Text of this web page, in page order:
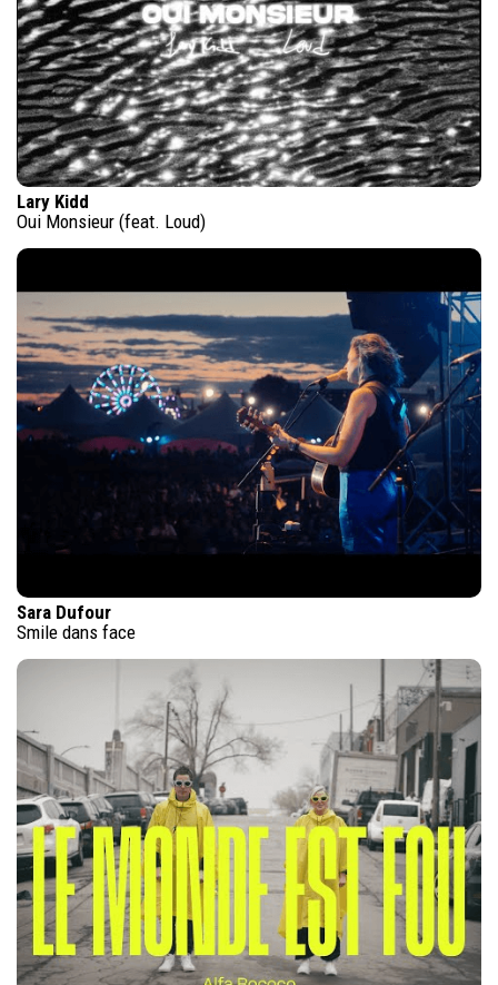
Lary Kidd
Oui Monsieur (feat. Loud)
Sara Dufour
Smile dans face